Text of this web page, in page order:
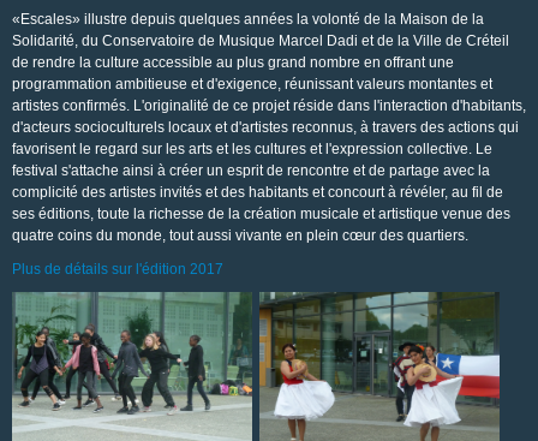
«Escales» illustre depuis quelques années la volonté de la Maison de la
Solidarité, du Conservatoire de Musique Marcel Dadi et de la Ville de Créteil
de rendre la culture accessible au plus grand nombre en offrant une
programmation ambitieuse et d'exigence, réunissant valeurs montantes et
artistes confirmés. L'originalité de ce projet réside dans l'interaction d'habitants,
d'acteurs socioculturels locaux et d'artistes reconnus, à travers des actions qui
favorisent le regard sur les arts et les cultures et l'expression collective. Le
festival s'attache ainsi à créer un esprit de rencontre et de partage avec la
complicité des artistes invités et des habitants et concourt à révéler, au fil de
ses éditions, toute la richesse de la création musicale et artistique venue des
quatre coins du monde, tout aussi vivante en plein cœur des quartiers.
Plus de détails sur l'édition 2017